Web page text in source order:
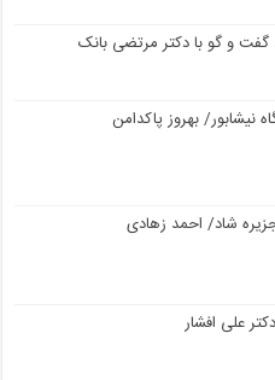
گفت و گو با دکتر مرتضی بانک
نیشابور/ بهروز پاکدامن
شاد/ احمد زهادی
علی افشار